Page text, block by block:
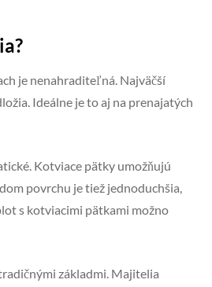
je nenahraditeľná. Najväčší
Ideálne je to aj na prenajatých
Kotviace pätky umožňujú
povrchu je tiež jednoduchšia,
s kotviacimi pätkami možno
základmi. Majitelia